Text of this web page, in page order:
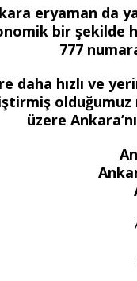
eryaman da
bir şekilde
777
daha hızlı ve
olduğumuz
üzere